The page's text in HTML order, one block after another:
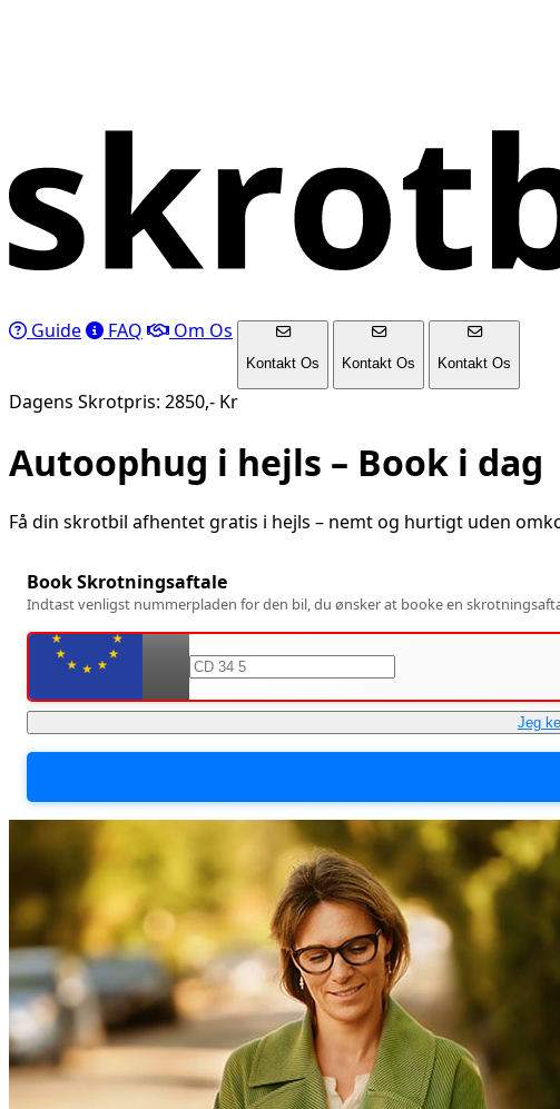
Guide FAQ Om Os
Kontakt Os Kontakt Os Kontakt Os
Dagens Skrotpris: 2850,- Kr
Autoophug i hejls – Book i dag
Få din skrotbil afhentet gratis i hejls – nemt og hurtigt uden
Book Skrotningsaftale
Indtast venligst nummerpladen for den bil, du ønsker at booke en
Jeg